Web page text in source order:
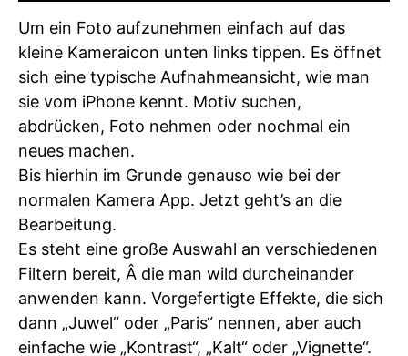
Um ein Foto aufzunehmen einfach auf das
kleine Kameraicon unten links tippen. Es öffnet
sich eine typische Aufnahmeansicht, wie man
sie vom iPhone kennt. Motiv suchen,
abdrücken, Foto nehmen oder nochmal ein
neues machen.
Bis hierhin im Grunde genauso wie bei der
normalen Kamera App. Jetzt geht’s an die
Bearbeitung.
Es steht eine große Auswahl an verschiedenen
Filtern bereit, Â die man wild durcheinander
anwenden kann. Vorgefertigte Effekte, die sich
dann „Juwel“ oder „Paris“ nennen, aber auch
einfache wie „Kontrast“, „Kalt“ oder „Vignette“.